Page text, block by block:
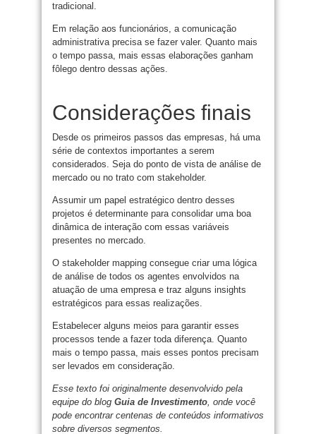
tradicional.
Em relação aos funcionários, a comunicação
administrativa precisa se fazer valer. Quanto mais
o tempo passa, mais essas elaborações ganham
fôlego dentro dessas ações.
Considerações finais
Desde os primeiros passos das empresas, há uma
série de contextos importantes a serem
considerados. Seja do ponto de vista de análise de
mercado ou no trato com stakeholder.
Assumir um papel estratégico dentro desses
projetos é determinante para consolidar uma boa
dinâmica de interação com essas variáveis
presentes no mercado.
O stakeholder mapping consegue criar uma lógica
de análise de todos os agentes envolvidos na
atuação de uma empresa e traz alguns insights
estratégicos para essas realizações.
Estabelecer alguns meios para garantir esses
processos tende a fazer toda diferença. Quanto
mais o tempo passa, mais esses pontos precisam
ser levados em consideração.
Esse texto foi originalmente desenvolvido pela
equipe do blog Guia de Investimento, onde você
pode encontrar centenas de conteúdos informativos
sobre diversos segmentos.